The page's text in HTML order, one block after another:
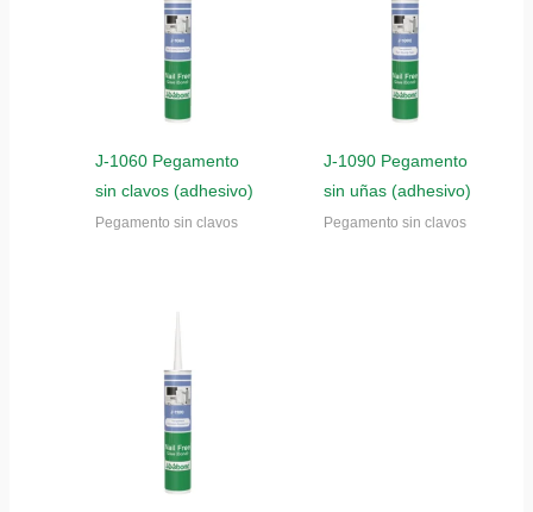
J-1060 Pegamento
sin clavos (adhesivo)
Pegamento sin clavos
J-1090 Pegamento
sin uñas (adhesivo)
Pegamento sin clavos